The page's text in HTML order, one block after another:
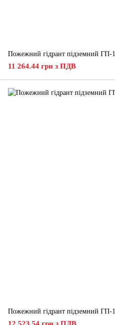
Пожежний гідрант підземний ГП-
11 264.44 грн з ПДВ
Пожежний гідрант підземний ГП-